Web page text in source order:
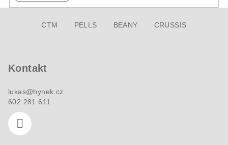
CTM PELLS BEANY CRUSSIS
Kontakt
lukas@hynek.cz
602 281 611